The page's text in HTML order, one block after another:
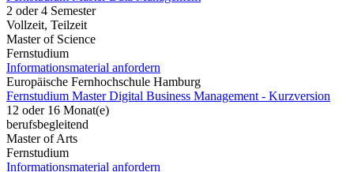
2 oder 4 Semester
Vollzeit, Teilzeit
Master of Science
Fernstudium
Informationsmaterial anfordern
Europäische Fernhochschule Hamburg
Fernstudium Master Digital Business Management - Kurzversion
12 oder 16 Monat(e)
berufsbegleitend
Master of Arts
Fernstudium
Informationsmaterial anfordern